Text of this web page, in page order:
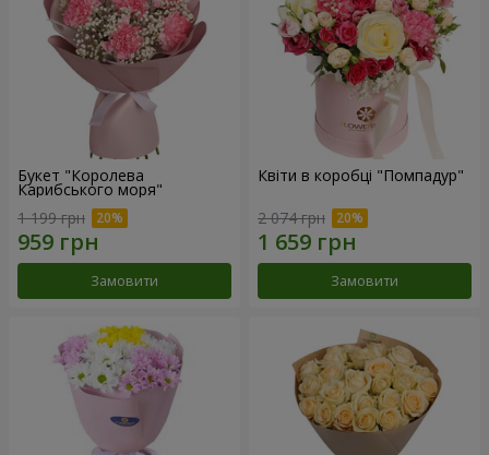
Букет "Королева
Карибського моря"
1 199 грн
Замовити
Квіти в коробці "Помпадур"
2 074 грн
Замовити